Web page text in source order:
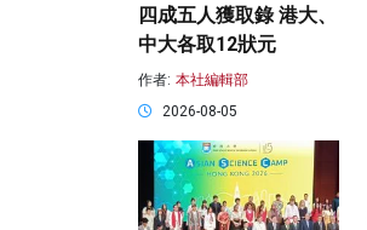
四成五人獲取錄 港大、
中大各取12狀元
作者: 本社編輯部
2026-08-05